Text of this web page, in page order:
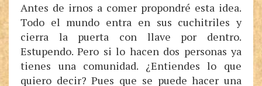
Antes de irnos a comer propondré esta idea.
Todo el mundo entra en sus cuchitriles y
cierra la puerta con llave por dentro.
Estupendo. Pero si lo hacen dos personas ya
tienes una comunidad. ¿Entiendes lo que
quiero decir? Pues que se puede hacer una